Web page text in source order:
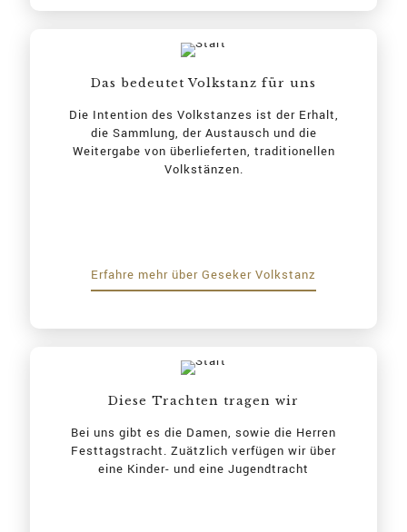
Das bedeutet Volkstanz für uns
Die Intention des Volkstanzes ist der Erhalt,
die Sammlung, der Austausch und die
Weitergabe von überlieferten, traditionellen
Volkstänzen.
Erfahre mehr über Geseker Volkstanz
Diese Trachten tragen wir
Bei uns gibt es die Damen, sowie die Herren
Festtagstracht. Zuätzlich verfügen wir über
eine Kinder- und eine Jugendtracht